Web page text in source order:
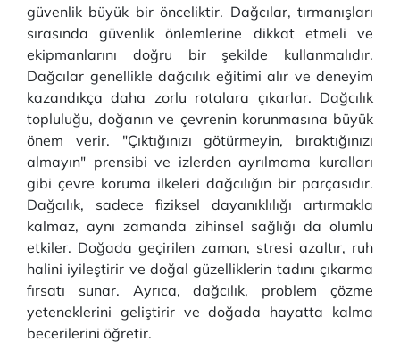
güvenlik büyük bir önceliktir. Dağcılar, tırmanışları
sırasında güvenlik önlemlerine dikkat etmeli ve
ekipmanlarını doğru bir şekilde kullanmalıdır.
Dağcılar genellikle dağcılık eğitimi alır ve deneyim
kazandıkça daha zorlu rotalara çıkarlar. Dağcılık
topluluğu, doğanın ve çevrenin korunmasına büyük
önem verir. "Çıktığınızı götürmeyin, bıraktığınızı
almayın" prensibi ve izlerden ayrılmama kuralları
gibi çevre koruma ilkeleri dağcılığın bir parçasıdır.
Dağcılık, sadece fiziksel dayanıklılığı artırmakla
kalmaz, aynı zamanda zihinsel sağlığı da olumlu
etkiler. Doğada geçirilen zaman, stresi azaltır, ruh
halini iyileştirir ve doğal güzelliklerin tadını çıkarma
fırsatı sunar. Ayrıca, dağcılık, problem çözme
yeteneklerini geliştirir ve doğada hayatta kalma
becerilerini öğretir.